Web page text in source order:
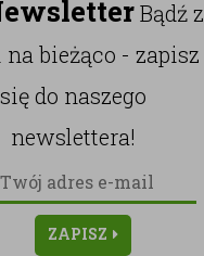
Bądź z
bieżąco - zapisz
się do naszego
newslettera!
ZAPISZ